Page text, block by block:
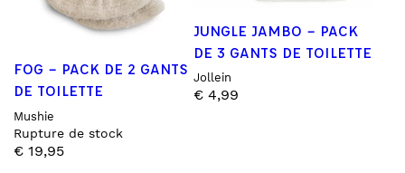
FOG – PACK DE 2 GANTS
DE TOILETTE
Mushie
Rupture de stock
€ 19,95
JUNGLE JAMBO – PACK
DE 3 GANTS DE TOILETTE
Jollein
€ 4,99